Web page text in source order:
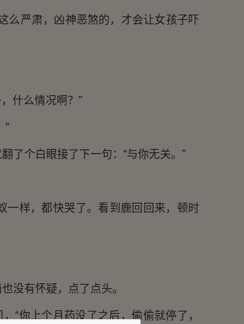
严肃，凶神恶煞的，才会让女孩子吓
什么情况啊？”
”
个白眼接了下一句：“与你无关。”
样，都快哭了。看到鹿回回来，顿时
有怀疑，点了点头。
你上个月药没了之后，偷偷就停了，